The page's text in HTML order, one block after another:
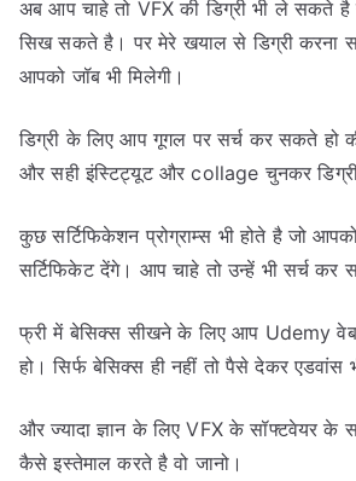
अब आप चाहे तो VFX की डिग्री भी ले सकते है
सिख सकते है। पर मेरे खयाल से डिग्री करना
आपको जॉब भी मिलेगी।
डिग्री के लिए आप गूगल पर सर्च कर सकते हो
और सही इंस्टिट्यूट और collage चुनकर
कुछ सर्टिफिकेशन प्रोग्राम्स भी होते है जो
सर्टिफिकेट देंगे। आप चाहे तो उन्हें भी सर्च कर
फ्री में बेसिक्स सीखने के लिए आप Udemy
हो। सिर्फ बेसिक्स ही नहीं तो पैसे देकर
और ज्यादा ज्ञान के लिए VFX के सॉफ्टवेयर के
कैसे इस्तेमाल करते है वो जानो।